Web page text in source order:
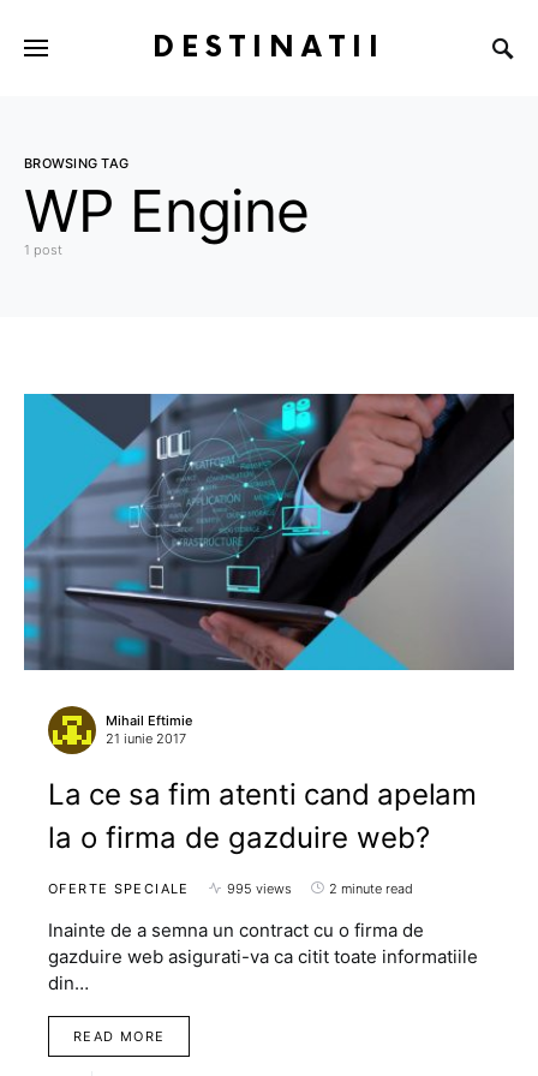
DESTINATII
BROWSING TAG
WP Engine
1 post
Mihail Eftimie
21 iunie 2017
La ce sa fim atenti cand apelam
la o firma de gazduire web?
OFERTE SPECIALE 995 views 2 minute read
Inainte de a semna un contract cu o firma de
gazduire web asigurati-va ca citit toate informatiile
din…
READ MORE